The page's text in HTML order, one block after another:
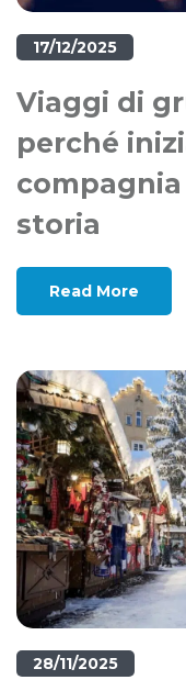
17/12/2025
Viaggi di
perché
storia
Read More
28/11/2025